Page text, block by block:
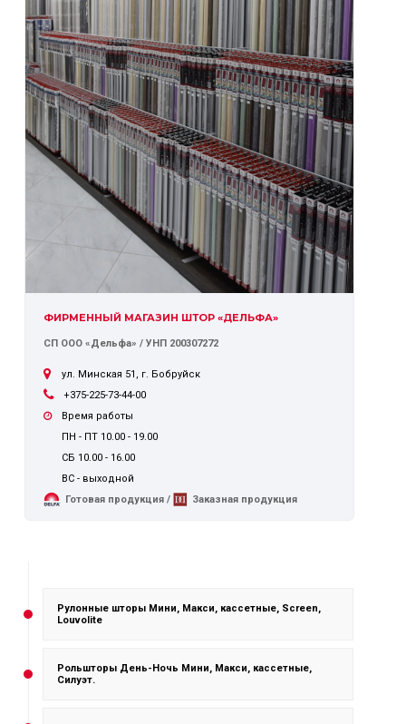
ФИРМЕННЫЙ МАГАЗИН ШТОР «ДЕЛЬФА»
СП ООО «Дельфа» / УНП 200307272
ул. Минская 51, г. Бобруйск
+375-225-73-44-00
Время работы
ПН - ПТ 10.00 - 19.00
СБ 10.00 - 16.00
ВС - выходной
Готовая продукция /
Заказная продукция
Рулонные шторы Мини, Макси, кассетные, Screen,
Louvolite
Рольшторы День-Ночь Мини, Макси, кассетные,
Силуэт.